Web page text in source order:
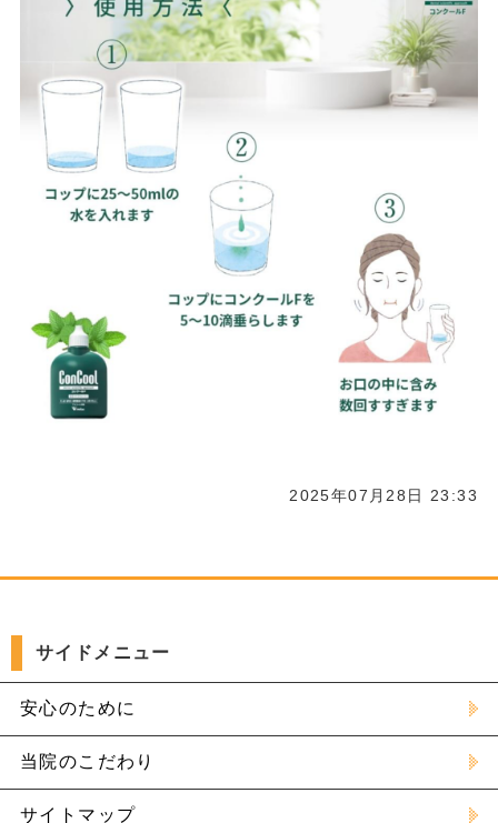
2025年07月28日 23:33
サイドメニュー
安心のために
当院のこだわり
サイトマップ